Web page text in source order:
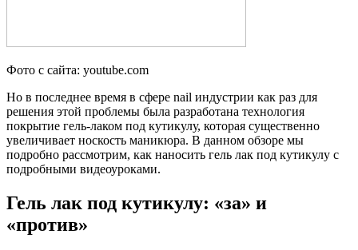
Фото с сайта: youtube.com
Но в последнее время в сфере nail индустрии как раз для
решения этой проблемы была разработана технология
покрытие гель-лаком под кутикулу, которая существенно
увеличивает носкость маникюра. В данном обзоре мы
подробно рассмотрим, как наносить гель лак под кутикулу с
подробными видеоуроками.
Гель лак под кутикулу: «за» и
«против»